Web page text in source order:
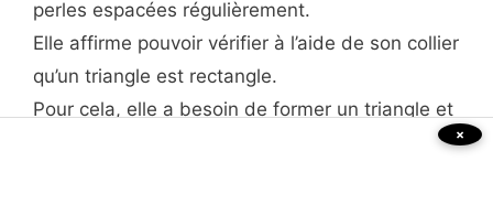
perles espacées régulièrement.
Elle affirme pouvoir vérifier à l’aide de son collier
qu’un triangle est rectangle.
Pour cela, elle a besoin de former un triangle et
×